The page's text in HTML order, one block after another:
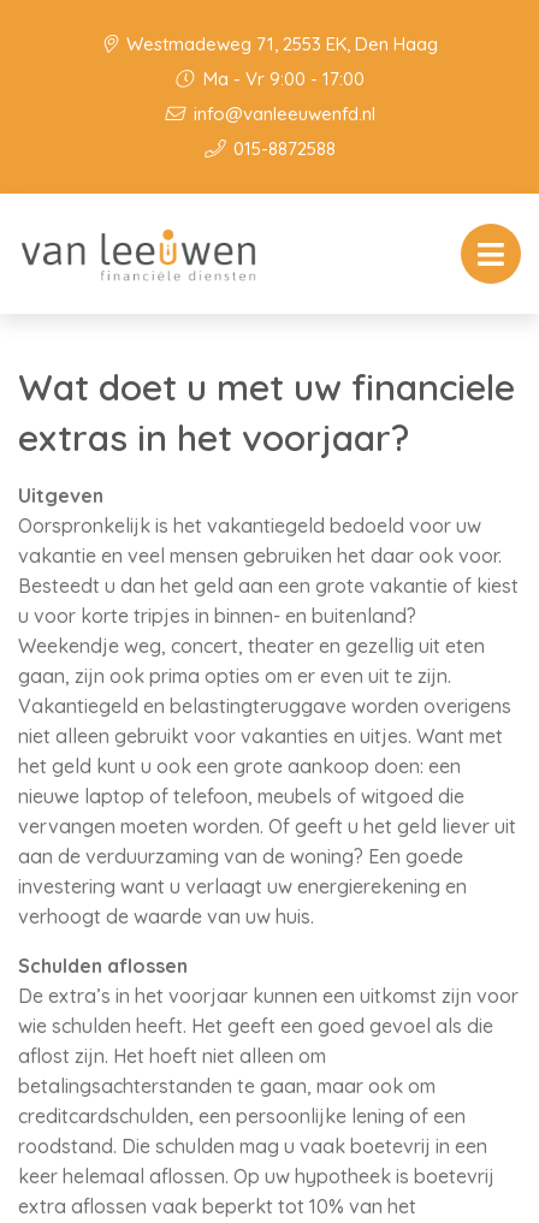
Westmadeweg 71, 2553 EK, Den Haag
Ma - Vr 9:00 - 17:00
info@vanleeuwenfd.nl
015-8872588
Wat doet u met uw financiele
extras in het voorjaar?
Uitgeven
Oorspronkelijk is het vakantiegeld bedoeld voor uw
vakantie en veel mensen gebruiken het daar ook voor.
Besteedt u dan het geld aan een grote vakantie of kiest
u voor korte tripjes in binnen- en buitenland?
Weekendje weg, concert, theater en gezellig uit eten
gaan, zijn ook prima opties om er even uit te zijn.
Vakantiegeld en belastingteruggave worden overigens
niet alleen gebruikt voor vakanties en uitjes. Want met
het geld kunt u ook een grote aankoop doen: een
nieuwe laptop of telefoon, meubels of witgoed die
vervangen moeten worden. Of geeft u het geld liever uit
aan de verduurzaming van de woning? Een goede
investering want u verlaagt uw energierekening en
verhoogt de waarde van uw huis.
Schulden aflossen
De extra’s in het voorjaar kunnen een uitkomst zijn voor
wie schulden heeft. Het geeft een goed gevoel als die
aflost zijn. Het hoeft niet alleen om
betalingsachterstanden te gaan, maar ook om
creditcardschulden, een persoonlijke lening of een
roodstand. Die schulden mag u vaak boetevrij in een
keer helemaal aflossen. Op uw hypotheek is boetevrij
extra aflossen vaak beperkt tot 10% van het